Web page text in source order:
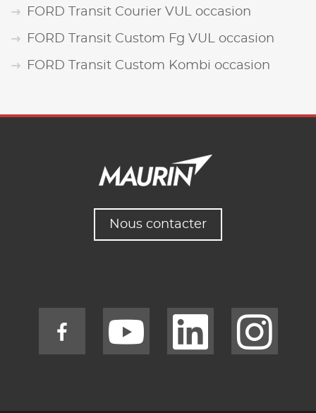
FORD Transit Courier VUL occasion
FORD Transit Custom Fg VUL occasion
FORD Transit Custom Kombi occasion
Nous contacter